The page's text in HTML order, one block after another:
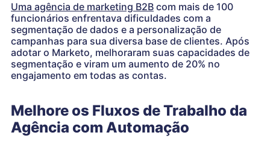
Uma agência de marketing B2B com mais de 100
funcionários enfrentava dificuldades com a
segmentação de dados e a personalização de
campanhas para sua diversa base de clientes. Após
adotar o Marketo, melhoraram suas capacidades de
segmentação e viram um aumento de 20% no
engajamento em todas as contas.
Melhore os Fluxos de Trabalho da
Agência com Automação